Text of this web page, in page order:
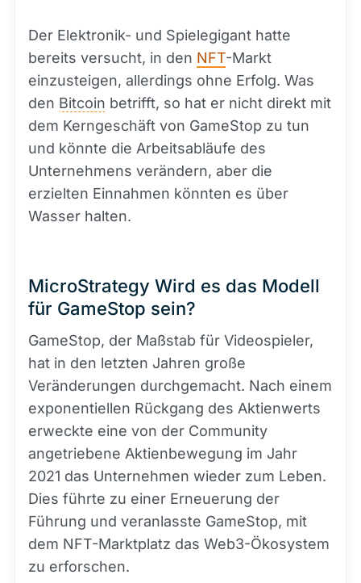
Der Elektronik- und Spielegigant hatte
bereits versucht, in den NFT-Markt
einzusteigen, allerdings ohne Erfolg. Was
den Bitcoin betrifft, so hat er nicht direkt mit
dem Kerngeschäft von GameStop zu tun
und könnte die Arbeitsabläufe des
Unternehmens verändern, aber die
erzielten Einnahmen könnten es über
Wasser halten.
MicroStrategy Wird es das Modell
für GameStop sein?
GameStop, der Maßstab für Videospieler,
hat in den letzten Jahren große
Veränderungen durchgemacht. Nach einem
exponentiellen Rückgang des Aktienwerts
erweckte eine von der Community
angetriebene Aktienbewegung im Jahr
2021 das Unternehmen wieder zum Leben.
Dies führte zu einer Erneuerung der
Führung und veranlasste GameStop, mit
dem NFT-Marktplatz das Web3-Ökosystem
zu erforschen.